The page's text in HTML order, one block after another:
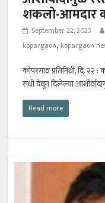
शकलो-आमदार
September 22, 2023
kopargaon, kopargaon
कोपरगाव प्रतिनिधी, दि.
संधी देवून दिलेल्या
Read more